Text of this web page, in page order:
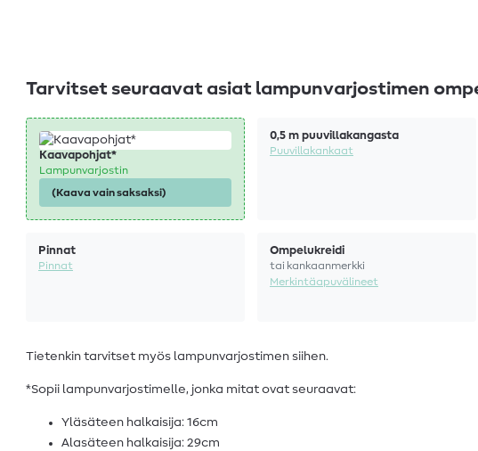
Tarvitset seuraavat asiat lampunvarjostimen
Kaavapohjat*
Lampunvarjostin
(Kaava vain saksaksi)
0,5 m puuvillakangasta
Puuvillakankaat
Pinnat
Pinnat
Ompelukreidi
tai kankaanmerkki
Merkintäapuvälineet
Tietenkin tarvitset myös lampunvarjostimen siihen.
*Sopii lampunvarjostimelle, jonka mitat ovat seuraavat:
Yläsäteen halkaisija: 16cm
Alasäteen halkaisija: 29cm